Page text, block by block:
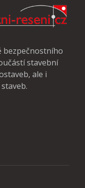
bezpečnostního
stavební
ale i